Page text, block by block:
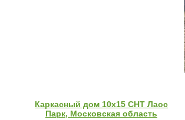
Каркасный дом 10х15 СНТ Лаос
Парк, Московская область